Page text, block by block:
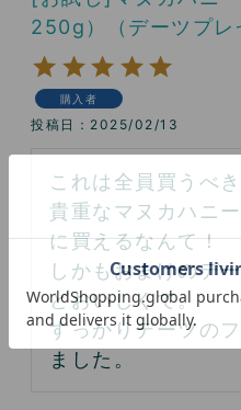
250g）（デーツプレ
購入者
投稿日 2025/02/13
これは全員買うべき
貴重なマヌカハニ
に買えるなんて！
しかもおまけのデ
どおいしくて。
すっかりデーツの
ました。